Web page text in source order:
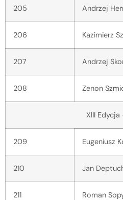
205 Andrzej
206 Kazimierz
207 Andrzej
208 Zenon
XIII Edycja
209 Eugeniusz
210 Jan
211 Roman